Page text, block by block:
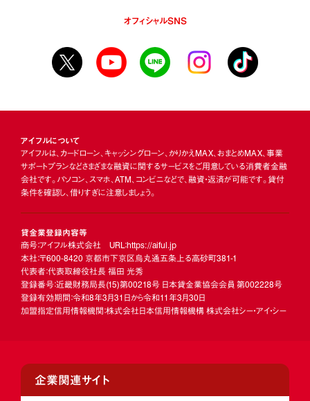
オフィシャルSNS
アイフルについて
アイフルは、カードローン、キャッシングローン、かりかえMAX、おまとめMAX、事業
サポートプランなどさまざまな融資に関するサービスをご用意している消費者金融
会社です。パソコン、スマホ、ATM、コンビニなどで、融資・返済が可能です。貸付
条件を確認し、借りすぎに注意しましょう。
貸金業登録内容等
商号：アイフル株式会社 URL：https://aiful.jp
本社：〒600-8420 京都市下京区烏丸通五条上る高砂町381-1
代表者：代表取締役社長 福田 光秀
登録番号：近畿財務局長(15)第00218号 日本貸金業協会会員 第002228号
登録有効期間：令和8年3月31日から令和11年3月30日
加盟指定信用情報機関：株式会社日本信用情報機構 株式会社シー・アイ・シー
企業関連サイト